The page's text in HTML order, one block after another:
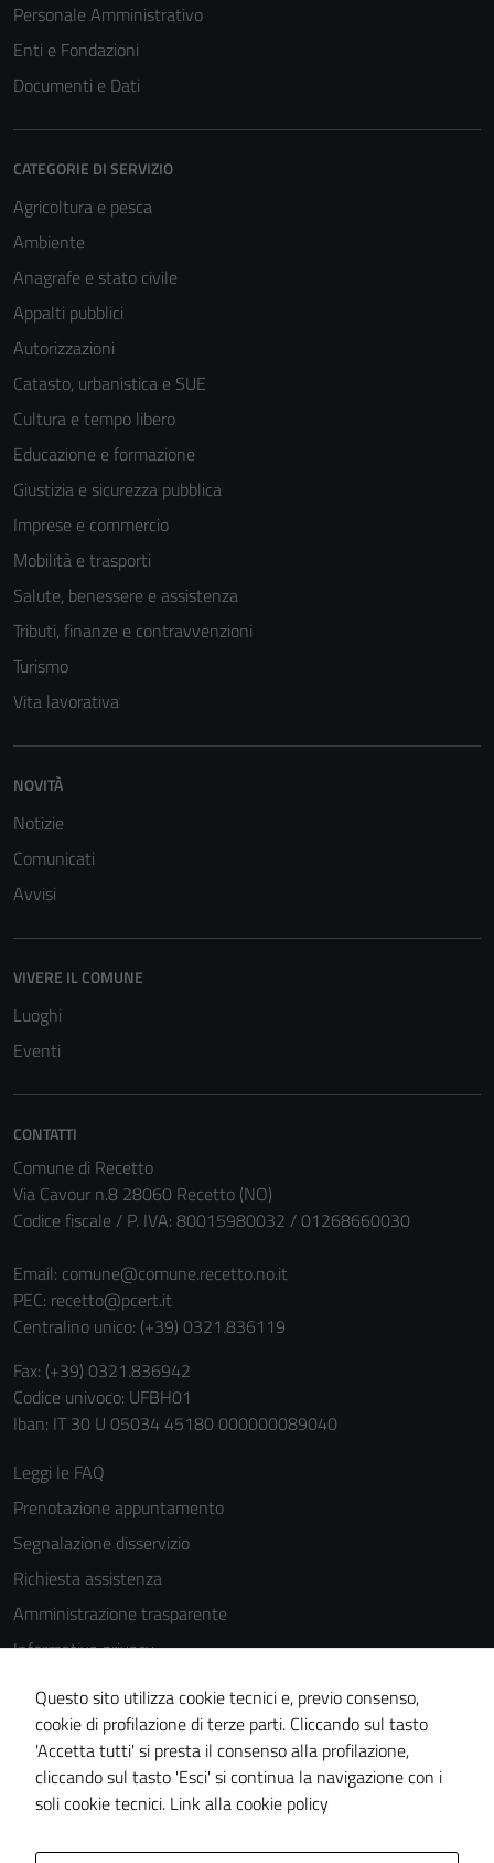
Personale Amministrativo
Enti e Fondazioni
Documenti e Dati
CATEGORIE DI SERVIZIO
Agricoltura e pesca
Ambiente
Anagrafe e stato civile
Appalti pubblici
Autorizzazioni
Catasto, urbanistica e SUE
Cultura e tempo libero
Educazione e formazione
Giustizia e sicurezza pubblica
Imprese e commercio
Mobilità e trasporti
Salute, benessere e assistenza
Tributi, finanze e contravvenzioni
Turismo
Vita lavorativa
NOVITÀ
Notizie
Comunicati
Avvisi
VIVERE IL COMUNE
Luoghi
Eventi
CONTATTI
Comune di Recetto
Via Cavour n.8 28060 Recetto (NO)
Codice fiscale / P. IVA: 80015980032 / 01268660030
Email: comune@comune.recetto.no.it
PEC: recetto@pcert.it
Centralino unico: (+39) 0321.836119
Fax: (+39) 0321.836942
Codice univoco: UFBH01
Iban: IT 30 U 05034 45180 000000089040
Leggi le FAQ
Prenotazione appuntamento
Segnalazione disservizio
Richiesta assistenza
Amministrazione trasparente
Informativa privacy
Cookie Policy
Note legali
Dichiarazione di accessibilità
Piano di miglioramento del sito
Questo sito utilizza cookie tecnici e, previo consenso,
cookie di profilazione di terze parti. Cliccando sul tasto
'Accetta tutti' si presta il consenso alla profilazione,
cliccando sul tasto 'Esci' si continua la navigazione con i
soli cookie tecnici. Link alla cookie policy
Tecnici